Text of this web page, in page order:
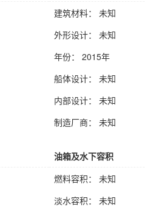
建筑材料： 未知
外形设计： 未知
年份： 2015年
船体设计： 未知
内部设计： 未知
制造厂商： 未知
油箱及水下容积
燃料容积： 未知
淡水容积： 未知